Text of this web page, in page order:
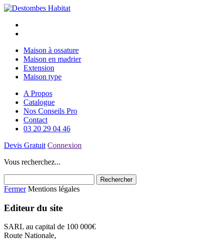
Maison à ossature
Maison en madrier
Extension
Maison type
A Propos
Catalogue
Nos Conseils Pro
Contact
03 20 29 04 46
Devis Gratuit Connexion
Vous recherchez...
Fermer Mentions légales
Editeur du site
SARL au capital de 100 000€
Route Nationale,